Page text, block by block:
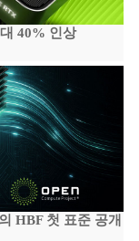
40% 인상
HBF 첫 표준 공개